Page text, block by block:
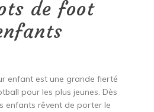
de foot
enfant est une grande fierté
pour les plus jeunes. Dès
enfants rêvent de porter le